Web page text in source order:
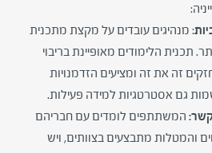
: מנהיגים עובדים על מקצת מתכנית
תכנית הלימודים מאופיינת בריבוי
זה את זה ומציעים הזדמנויות
גם אסטרטגיות למידה פעילות.
המשתתפים לומדים עם חבריהם
והמטלות מתבצעים בצוותים, ויש